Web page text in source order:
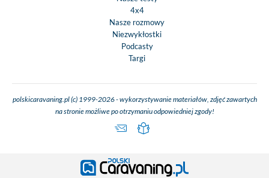
4x4
Nasze rozmowy
Niezwykłostki
Podcasty
Targi
polskicaravaning.pl (c) 1999-2026 - wykorzystywanie materiałów, zdjęć zawartych
na stronie możliwe po otrzymaniu odpowiedniej zgody!